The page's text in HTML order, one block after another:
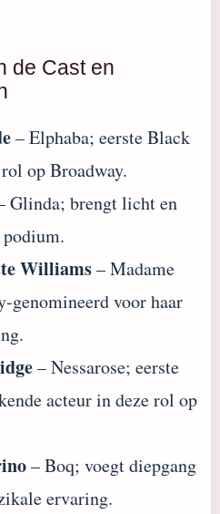
de Cast en
– Elphaba; eerste Black
op Broadway.
Glinda; brengt licht en
Williams– Madame
genomineerd voor haar
– Nessarose; eerste
acteur in deze rol op
– Boq; voegt diepgang
ervaring.